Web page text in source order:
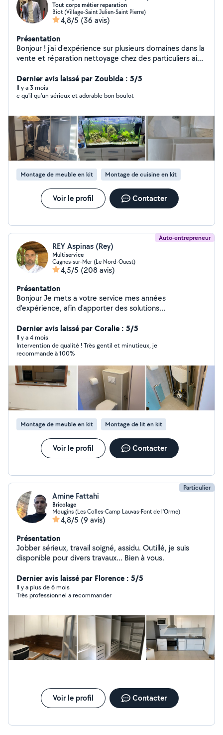
Tout corps métier reparation
Biot (Village-Saint Julien-Saint Pierre)
4,8/5 (36 avis)
Présentation
Bonjour ! j'ai d'expérience sur plusieurs domaines dans la
vente et réparation nettoyage chez des particuliers ainsi
montage des meubles,vide maison,livraison ,réparation
de quad électrique, trottinette électrique,et tout ce
qu'est bricolage,je propose un travail rigoureux et
satisfaits de la qualité de mes prestations
Dernier avis laissé par Zoubida : 5/5
Il y a 3 mois
c qu'il qu'un sérieux et adorable bon boulot
Montage de meuble en kit Montage de cuisine en kit
Voir le profil Contacter
Auto-entrepreneur
REY Aspinas (Rey)
Multiservice
Cagnes-sur-Mer (Le Nord-Ouest)
4,5/5 (208 avis)
Présentation
Bonjour Je mets a votre service mes années
d'expérience, afin d'apporter des solutions
Déplacement et devis gratuit Pour plus de
renseignement nous contacter
Dernier avis laissé par Coralie : 5/5
Il y a 4 mois
Intervention de qualité ! Très gentil et minutieux, je
recommande à 100%
Montage de meuble en kit Montage de lit en kit
Voir le profil Contacter
Particulier
Amine Fattahi
Bricolage
Mougins (Les Colles-Camp Lauvas-Font de l'Orme)
4,8/5 (9 avis)
Présentation
Jobber sérieux, travail soigné, assidu. Outillé, je suis
disponible pour divers travaux... Bien à vous.
Dernier avis laissé par Florence : 5/5
Il y a plus de 6 mois
Très professionnel a recommander
Voir le profil Contacter